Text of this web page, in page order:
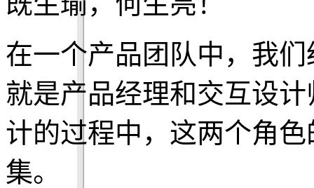
在一个产品团队中，我
就是产品经理和交互设
计的过程中，这两个角
集。